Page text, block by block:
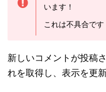
います！
これは不具合です
新しいコメントが投稿
れを取得し、表示を更新